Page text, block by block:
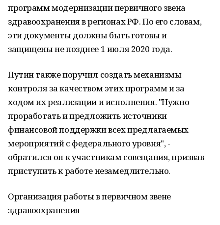
программ модернизации первичного звена
здравоохранения в регионах РФ. По его словам,
эти документы должны быть готовы и
защищены не позднее 1 июля 2020 года.
Путин также поручил создать механизмы
контроля за качеством этих программ и за
ходом их реализации и исполнения. "Нужно
проработать и предложить источники
финансовой поддержки всех предлагаемых
мероприятий с федерального уровня", -
обратился он к участникам совещания, призвав
приступить к работе незамедлительно.
Организация работы в первичном звене
здравоохранения